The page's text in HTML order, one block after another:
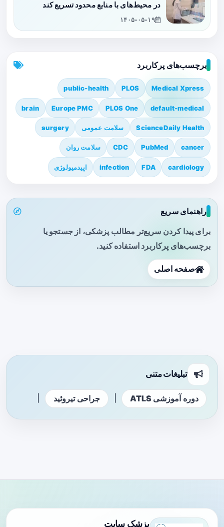
در محیط‌های با منابع محدود تسریع کند
۱۴۰۵-۰۵-۱۹
برچسب‌های پرکاربرد
Medical Xpress
PLOS
public-health
default-medical
PLOS One
Europe PMC
brain
ScienceDaily Health سلامت عمومی surgery
cancer
PubMed
CDC سلامت روان
cardiology
FDA
infection اپیدمیولوژی
راهنمای سریع
برای پیدا کردن سریع‌تر مطالب پزشکی، از جستجو یا
برچسب‌های پرکاربرد استفاده کنید.
صفحه اصلی
تبلیغات متنی
دوره آموزشی ATLS جراحی تیروئید
پزشک سایت